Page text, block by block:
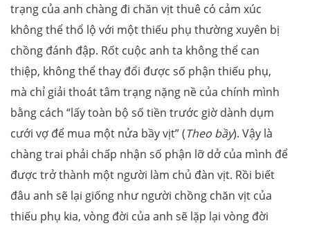
trạng của anh chàng đi chăn vịt thuê có cảm xúc
không thể thổ lộ với một thiếu phụ thường xuyên bị
chồng đánh đập. Rốt cuộc anh ta không thể can
thiệp, không thể thay đổi được số phận thiếu phụ,
mà chỉ giải thoát tâm trạng nặng nề của chính mình
bằng cách “lấy toàn bộ số tiền trước giờ dành dụm
cưới vợ để mua một nửa bầy vịt” (Theo bầy). Vậy là
chàng trai phải chấp nhận số phận lỡ dở của mình để
được trở thành một người làm chủ đàn vịt. Rồi biết
đâu anh sẽ lại giống như người chồng chăn vịt của
thiếu phụ kia, vòng đời của anh sẽ lặp lại vòng đời